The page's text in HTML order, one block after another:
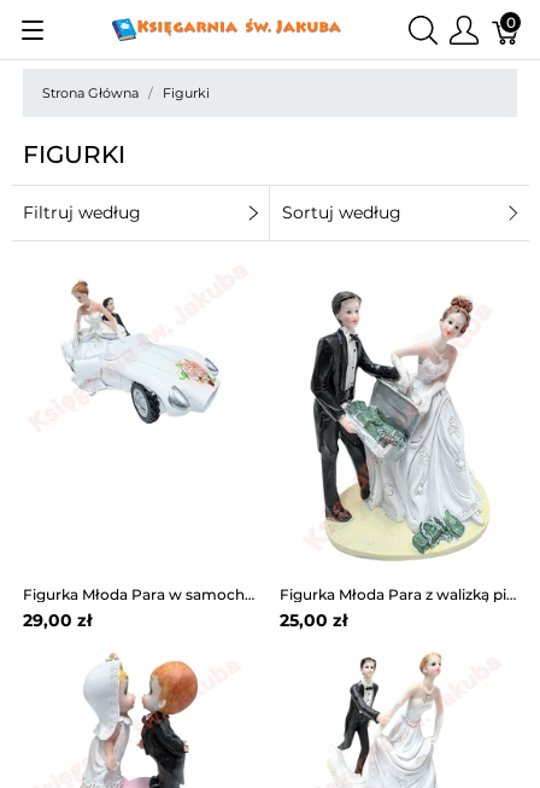
0
Strona Główna Figurki
FIGURKI
Filtruj według Sortuj według
Figurka Młoda Para w samochodzie
29,00 zł
Figurka Młoda Para z walizką pieniędzy
25,00 zł